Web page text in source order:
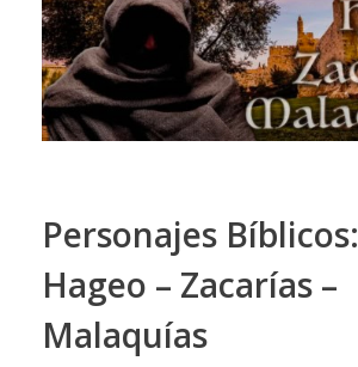
Personajes Bíblicos:
Hageo – Zacarías –
Malaquías